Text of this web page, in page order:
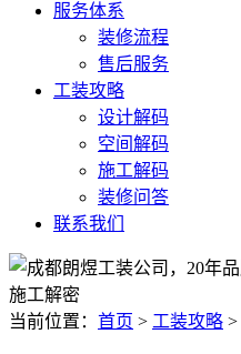
服务体系
装修流程
售后服务
工装攻略
设计解码
空间解码
施工解码
装修问答
联系我们
施工解密
当前位置： 首页 > 工装攻略 >